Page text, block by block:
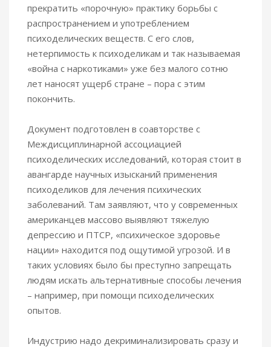
прекратить «порочную» практику борьбы с
распространением и употреблением
психоделических веществ. С его слов,
нетерпимость к психоделикам и так называемая
«война с наркотиками» уже без малого сотню
лет наносят ущерб стране – пора с этим
покончить.
Документ подготовлен в соавторстве с
Междисциплинарной ассоциацией
психоделических исследований, которая стоит в
авангарде научных изысканий применения
психоделиков для лечения психических
заболеваний. Там заявляют, что у современных
американцев массово выявляют тяжелую
депрессию и ПТСР, «психическое здоровье
нации» находится под ощутимой угрозой. И в
таких условиях было бы преступно запрещать
людям искать альтернативные способы лечения
– например, при помощи психоделических
опытов.
Индустрию надо декриминализировать сразу и